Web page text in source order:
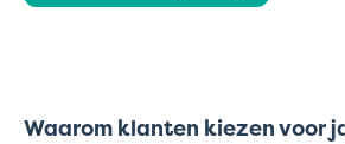
Waarom klanten kiezen voor